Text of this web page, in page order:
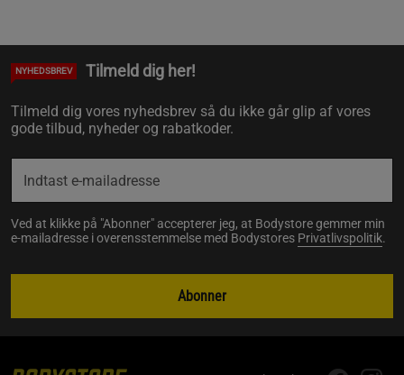
NYHEDSBREV Tilmeld dig her!
Tilmeld dig vores nyhedsbrev så du ikke går glip af vores
gode tilbud, nyheder og rabatkoder.
Ved at klikke på "Abonner" accepterer jeg, at Bodystore gemmer min
e-mailadresse i overensstemmelse med Bodystores Privatlivspolitik.
Abonner